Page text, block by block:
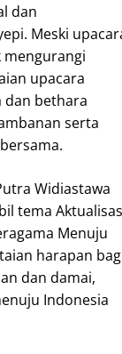
dan
Meski
mengurangi
upacara
dan bethara
serta
Widiastawa
tema
Menuju
harapan
dan damai,
Indonesia